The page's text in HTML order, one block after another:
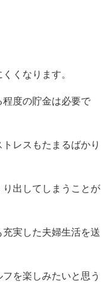
くなります。
度の貯金は必要で
レスもたまるばかり
出してしまうことが
実した夫婦生活を送
を楽しみたいと思う